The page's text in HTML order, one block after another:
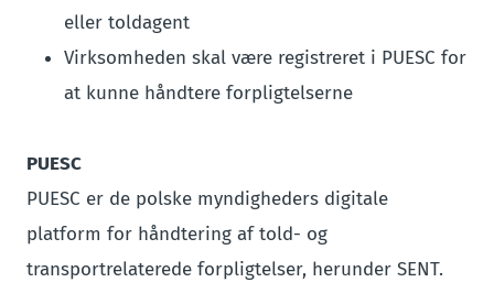
eller toldagent
Virksomheden skal være registreret i PUESC for
at kunne håndtere forpligtelserne
PUESC
PUESC er de polske myndigheders digitale
platform for håndtering af told- og
transportrelaterede forpligtelser, herunder SENT.